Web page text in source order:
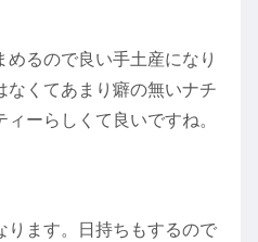
るので良い手土産になり
なくてあまり癖の無いナチ
ーらしくて良いですね。
ります。日持ちもするので